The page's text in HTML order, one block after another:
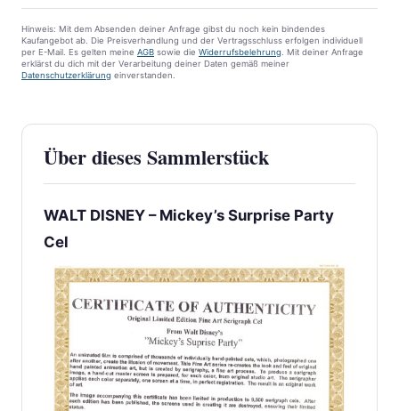
Hinweis: Mit dem Absenden deiner Anfrage gibst du noch kein bindendes
Kaufangebot ab. Die Preisverhandlung und der Vertragsschluss erfolgen individuell
per E-Mail. Es gelten meine AGB sowie die Widerrufsbelehrung . Mit deiner Anfrage
erklärst du dich mit der Verarbeitung deiner Daten gemäß meiner
Datenschutzerklärung einverstanden.
Über dieses Sammlerstück
WALT DISNEY – Mickey’s Surprise Party
Cel